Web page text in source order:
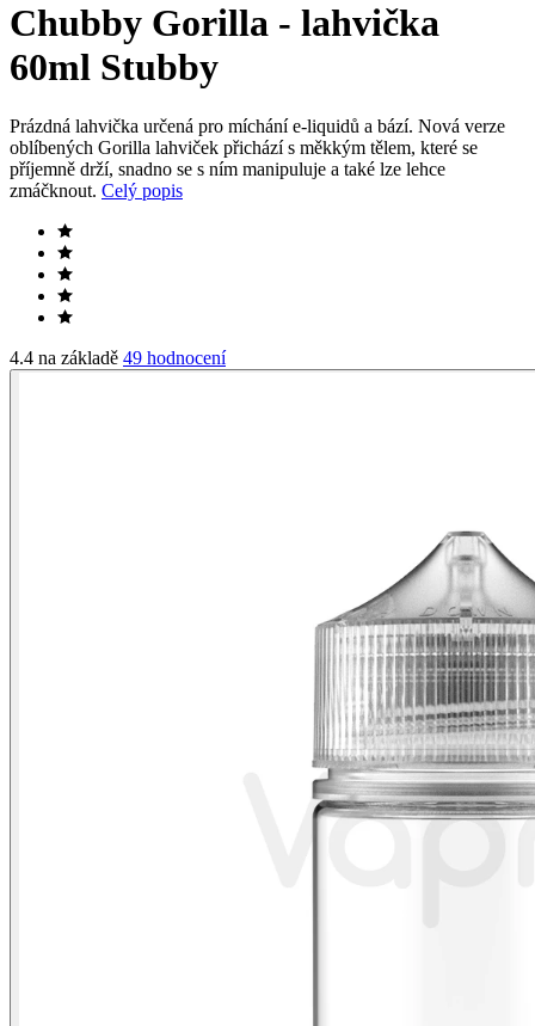
Chubby Gorilla - lahvička
60ml Stubby
Prázdná lahvička určená pro míchání e-liquidů a bází. Nová verze
oblíbených Gorilla lahviček přichází s měkkým tělem, které se
příjemně drží, snadno se s ním manipuluje a také lze lehce
zmáčknout. Celý popis
4.4 na základě 49 hodnocení